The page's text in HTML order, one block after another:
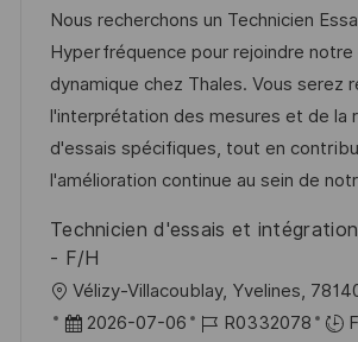
a
l
i
s
a
t
o
t
e
d
’
a
f
i
f
é
r
e
n
c
d
a
t
é
g
o
r
e
Nous recherchons un Technicien
Hyperfréquence pour rejoindre notre
dynamique chez Thales. Vous serez
l'interprétation des mesures et de la
d'essais spécifiques, tout en
l'amélioration continue au sein de
Technicien d'essais et
- F/H
o
Vélizy-Villacoublay, Yvelines,
D 2026-07-06
R
R0332078